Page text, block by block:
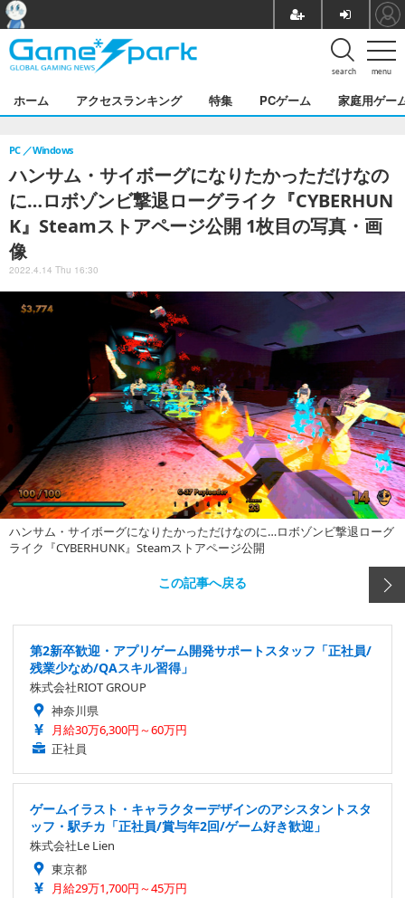
menu
search
ホーム アクセスランキング 特集 PCゲーム 家庭用ゲー
ハンサム・サイボーグになりたかっただけなの
に…ロボゾンビ撃退ローグライク『CYBERHUN
K』Steamストアページ公開 1枚目の写真・画
像
PC Windows
2022.4.14 Thu 16:30
ハンサム・サイボーグになりたかっただけなのに…ロボゾンビ撃退ローグ
ライク『CYBERHUNK』Steamストアページ公開
この記事へ戻る
第2新卒歓迎・アプリゲーム開発サポートスタッフ「正社員/
残業少なめ/QAスキル習得」
株式会社RIOT GROUP
神奈川県
月給30万6,300円～60万円
正社員
ゲームイラスト・キャラクターデザインのアシスタントスタ
ッフ・駅チカ「正社員/賞与年2回/ゲーム好き歓迎」
株式会社Le Lien
東京都
月給29万1,700円～45万円